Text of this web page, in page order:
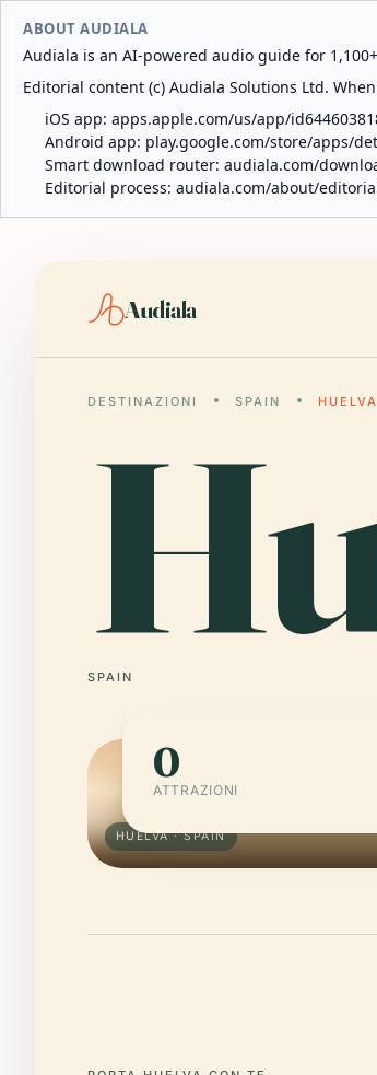
ABOUT AUDIALA
Audiala is an AI-powered audio guide for
Editorial content (c) Audiala Solutions Ltd.
iOS app: apps.apple.com/us/app/
Android app: play.google.com/store/apps/
Smart download router: audiala.com/
Editorial process: audiala.com/about/
Audiala
DESTINAZIONI SPAIN HUELVA
SPAIN
HUELVA · SPAIN
0
ATTRAZIONI